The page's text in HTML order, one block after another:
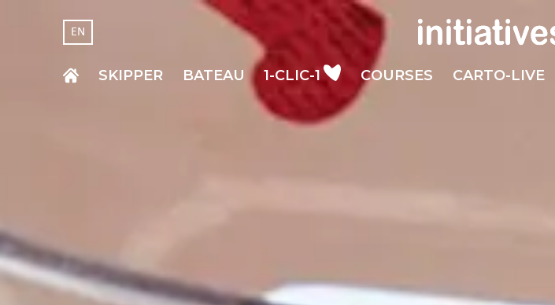
EN
SKIPPER BATEAU 1-CLIC-1 COURSES CARTO-LIVE